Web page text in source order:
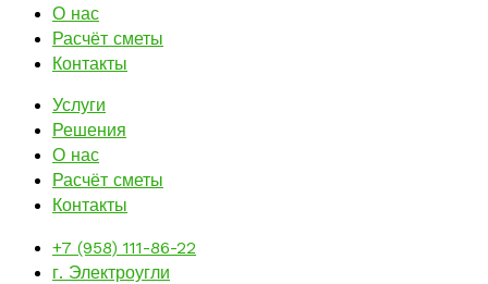
О нас
Расчёт сметы
Контакты
Услуги
Решения
О нас
Расчёт сметы
Контакты
+7 (958) 111-86-22
г. Электроугли